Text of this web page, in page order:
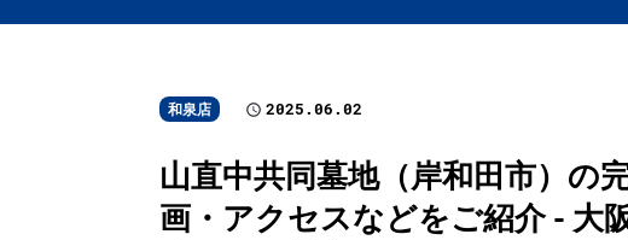
和泉店 2025.06.02
山直中共同墓地（岸和田市）の
画・アクセスなどをご紹介 - 大